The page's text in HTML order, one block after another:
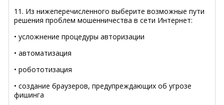
11. Из нижеперечисленного выберите возможные пути
решения проблем мошенничества в сети Интернет:
• усложнение процедуры авторизации
• автоматизация
• робототизация
• создание браузеров, предупреждающих об угрозе
фишинга